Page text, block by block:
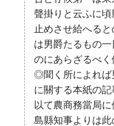
聲掛りと云ふに
止めさせ給へる
は男爵たるもの
のにあらざるべ
◎聞く所によれば
に關する本紙の
以て農商務當局
島縣知事よりは